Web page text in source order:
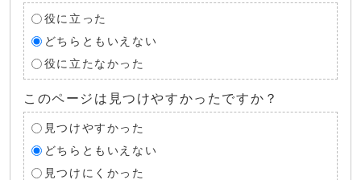
役に立った
どちらともいえない
役に立たなかった
このページは見つけやすかったですか？
見つけやすかった
どちらともいえない
見つけにくかった